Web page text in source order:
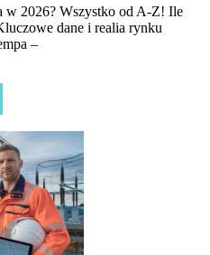
w 2026? Wszystko od A-Z! Ile
dane i realia rynku
–